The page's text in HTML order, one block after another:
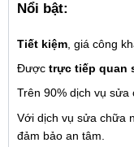
Nổi bật:
Tiết kiệm, giá công
Được trực tiếp quan
Trên 90% dịch vụ sửa
Với dịch vụ sửa chữa
đảm bảo an tâm.